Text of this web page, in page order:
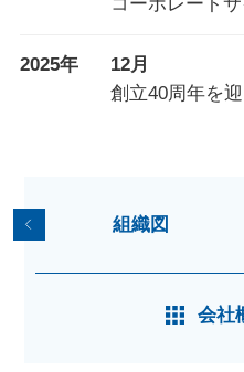
2025年
12月
創立40周年を
組織図
会社